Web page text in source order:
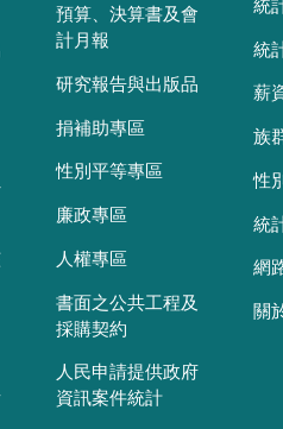
預算、決算書及會
計月報
研究報告與出版品
捐補助專區
性別平等專區
廉政專區
人權專區
書面之公共工程及
採購契約
人民申請提供政府
資訊案件統計
統
統
薪
族
性
統
網
關